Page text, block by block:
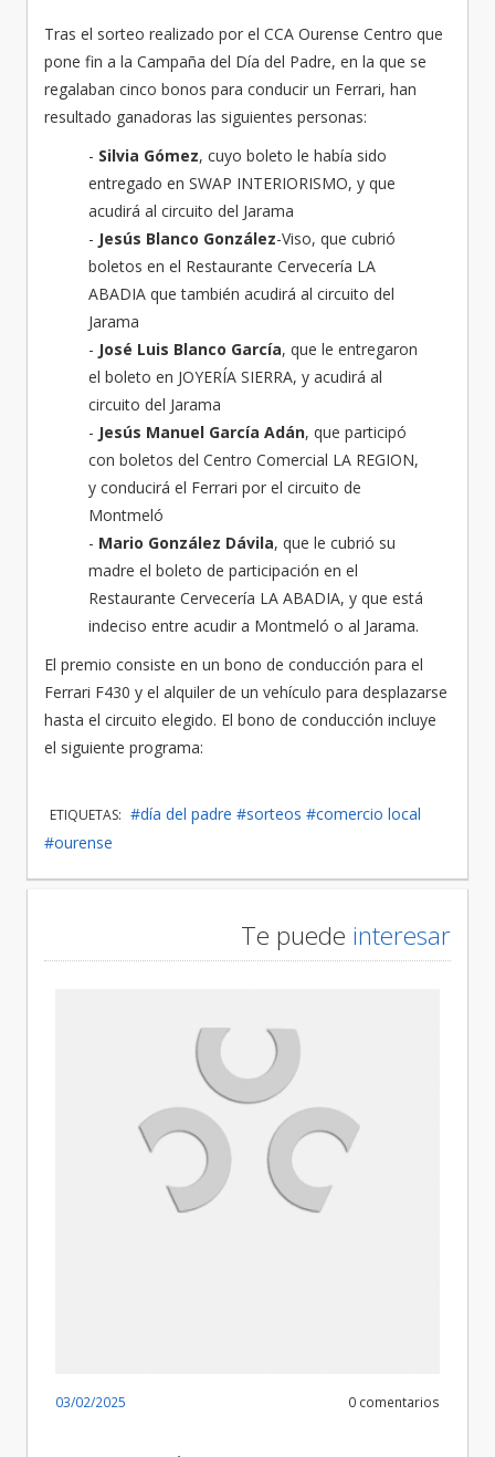
Tras el sorteo realizado por el CCA Ourense Centro que
pone fin a la Campaña del Día del Padre, en la que se
regalaban cinco bonos para conducir un Ferrari, han
resultado ganadoras las siguientes personas:
- Silvia Gómez, cuyo boleto le había sido
entregado en SWAP INTERIORISMO, y que
acudirá al circuito del Jarama
- Jesús Blanco González-Viso, que cubrió
boletos en el Restaurante Cervecería LA
ABADIA que también acudirá al circuito del
Jarama
- José Luis Blanco García, que le entregaron
el boleto en JOYERÍA SIERRA, y acudirá al
circuito del Jarama
- Jesús Manuel García Adán, que participó
con boletos del Centro Comercial LA REGION,
y conducirá el Ferrari por el circuito de
Montmeló
- Mario González Dávila, que le cubrió su
madre el boleto de participación en el
Restaurante Cervecería LA ABADIA, y que está
indeciso entre acudir a Montmeló o al Jarama.
El premio consiste en un bono de conducción para el
Ferrari F430 y el alquiler de un vehículo para desplazarse
hasta el circuito elegido. El bono de conducción incluye
el siguiente programa:
ETIQUETAS: #día del padre #sorteos #comercio local
#ourense
Te puede interesar
03/02/2025 0 comentarios